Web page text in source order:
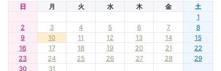
日 月 火 水 木 金
土
1
2
3 4 5 6 7
8
9
10 11 12 13 14
15
16
17 18 19 20 21
22
23
24 25 26 27 28
29
30
31